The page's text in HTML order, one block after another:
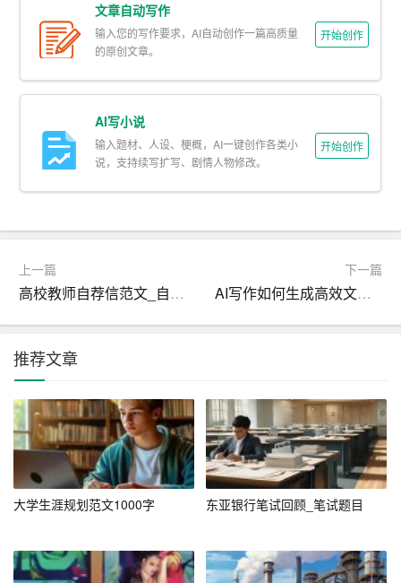
外，我还喜欢阅读医学相关的书籍和期刊，积极参加各类
医学讲座和实践活动。
3. 优势与劣势
我的优势在于良好的沟通能力和较强的动手能力。在多次
实验和实习中，我展现出了较高的操作技能和应变能力。
然而，我也存在一些劣势，如在面对复杂病例时有时会显
得经验不足，处理问题时偶尔会过于谨慎。
二、职业目标
明确职业目标是职业规划的核心。根据自我认知和市场需
求，我设定了以下短期、中期和长期目标。
– 完成学业：顺利毕业，取得口腔医学学士学位。
– 考取执业医师资格证：通过国家执业医师资格考试，获
得执业资格。
– 积累实习经验：在各级医院和诊所进行实习，积累临床
经验，提升操作技能。
2. 中期目标（3-5年）
文章自动写作
输入您的写作要求，AI自动创作一篇高质量
的原创文章。
开始创作
AI写小说
输入题材、人设、梗概，AI一键创作各类小
说，支持续写扩写、剧情人物修改。
开始创作
上一篇
高校教师自荐信范文_自荐书
下一篇
AI写作如何生成高效文案？
推荐文章
大学生涯规划范文1000字 东亚银行笔试回顾_笔试题目